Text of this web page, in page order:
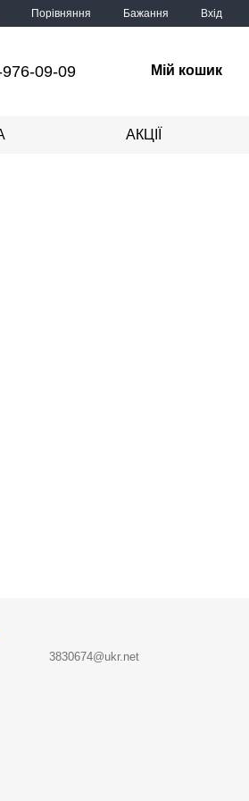
Порівняння Бажання Вхід
09-09 Мій кошик
АКЦІЇ
3830674@ukr.net